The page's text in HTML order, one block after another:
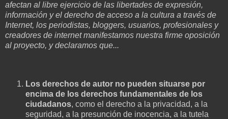
afectan al libre ejercicio de las libertades de expresión,
información y el derecho de acceso a la cultura a través de
Internet, los periodistas, bloggers, usuarios, profesionales y
creadores de internet manifestamos nuestra firme oposición
al proyecto, y declaramos que...
Los derechos de autor no pueden situarse por
encima de los derechos fundamentales de los
ciudadanos, como el derecho a la privacidad, a la
seguridad, a la presunción de inocencia, a la tutela